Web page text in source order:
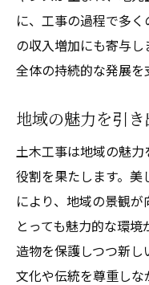
に、工事の過程で多
の収入増加にも寄与
全体の持続的な発展を
地域の魅力を引
土木工事は地域の魅
役割を果たします。美
により、地域の景観
とっても魅力的な環
造物を保護しつつ新
文化や伝統を尊重し